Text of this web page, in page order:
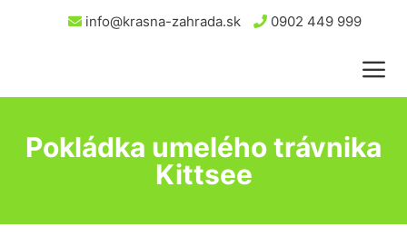
info@krasna-zahrada.sk 0902 449 999
Pokládka umelého trávnika
Kittsee